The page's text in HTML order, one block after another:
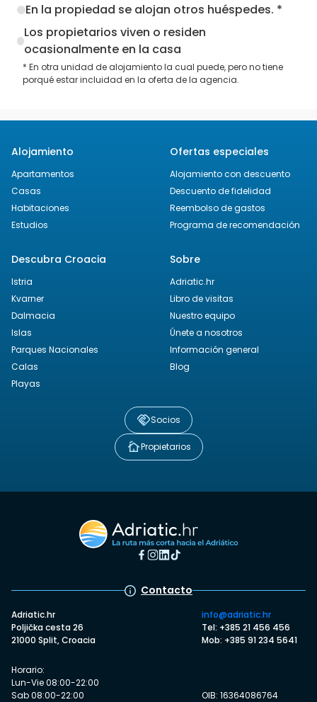
En la propiedad se alojan otros huéspedes. *
Los propietarios viven o residen
ocasionalmente en la casa
* En otra unidad de alojamiento la cual puede, pero no tiene
porqué estar incluidad en la oferta de la agencia.
Alojamiento
Apartamentos
Casas
Habitaciones
Estudios
Ofertas especiales
Alojamiento con descuento
Descuento de fidelidad
Reembolso de gastos
Programa de recomendación
Descubra Croacia
Istria
Kvarner
Dalmacia
Islas
Parques Nacionales
Calas
Playas
Sobre
Adriatic.hr
Libro de visitas
Nuestro equipo
Únete a nosotros
Información general
Blog
Socios
Propietarios
Contacto
Adriatic.hr
Poljička cesta 26
21000 Split, Croacia
info@adriatic.hr
Tel: +385 21 456 456
Mob: +385 91 234 5641
Horario:
Lun-Vie 08:00-22:00
Sab 08:00-22:00
OIB: 16364086764